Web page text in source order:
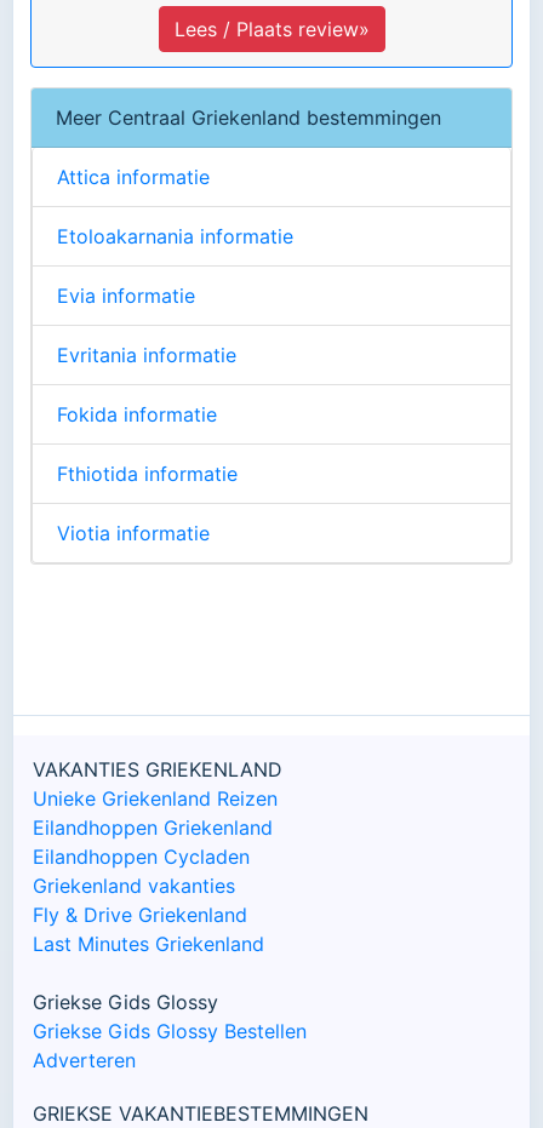
Lees / Plaats review»
Meer Centraal Griekenland bestemmingen
Attica informatie
Etoloakarnania informatie
Evia informatie
Evritania informatie
Fokida informatie
Fthiotida informatie
Viotia informatie
VAKANTIES GRIEKENLAND
Unieke Griekenland Reizen
Eilandhoppen Griekenland
Eilandhoppen Cycladen
Griekenland vakanties
Fly & Drive Griekenland
Last Minutes Griekenland
Griekse Gids Glossy
Griekse Gids Glossy Bestellen
Adverteren
GRIEKSE VAKANTIEBESTEMMINGEN